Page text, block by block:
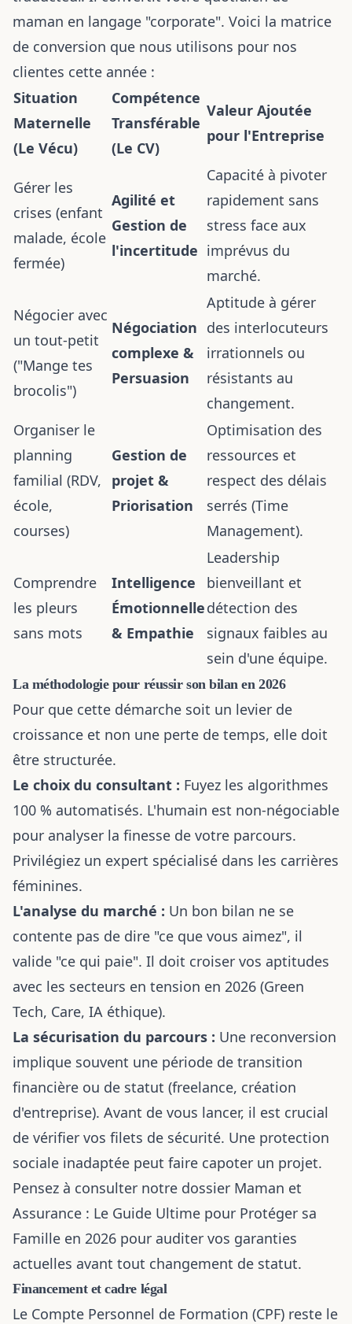
maman en langage "corporate". Voici la matrice
de conversion que nous utilisons pour nos
clientes cette année :
Situation
Maternelle
(Le Vécu)
Compétence
Transférable
(Le CV)
Valeur Ajoutée
pour l'Entreprise
Gérer les
crises (enfant
malade, école
fermée)
Agilité et
Gestion de
l'incertitude
Capacité à pivoter
rapidement sans
stress face aux
imprévus du
marché.
Négocier avec
un tout-petit
("Mange tes
brocolis")
Négociation
complexe &
Persuasion
Aptitude à gérer
des interlocuteurs
irrationnels ou
résistants au
changement.
Organiser le
planning
familial (RDV,
école,
courses)
Gestion de
projet &
Priorisation
Optimisation des
ressources et
respect des délais
serrés (Time
Management).
Comprendre
les pleurs
sans mots
Intelligence
Émotionnelle
& Empathie
Leadership
bienveillant et
détection des
signaux faibles au
sein d'une équipe.
La méthodologie pour réussir son bilan en 2026
Pour que cette démarche soit un levier de
croissance et non une perte de temps, elle doit
être structurée.
Le choix du consultant : Fuyez les algorithmes
100 % automatisés. L'humain est non-négociable
pour analyser la finesse de votre parcours.
Privilégiez un expert spécialisé dans les carrières
féminines.
L'analyse du marché : Un bon bilan ne se
contente pas de dire "ce que vous aimez", il
valide "ce qui paie". Il doit croiser vos aptitudes
avec les secteurs en tension en 2026 (Green
Tech, Care, IA éthique).
La sécurisation du parcours : Une reconversion
implique souvent une période de transition
financière ou de statut (freelance, création
d'entreprise). Avant de vous lancer, il est crucial
de vérifier vos filets de sécurité. Une protection
sociale inadaptée peut faire capoter un projet.
Pensez à consulter notre dossier Maman et
Assurance : Le Guide Ultime pour Protéger sa
Famille en 2026 pour auditer vos garanties
actuelles avant tout changement de statut.
Financement et cadre légal
Le Compte Personnel de Formation (CPF) reste le